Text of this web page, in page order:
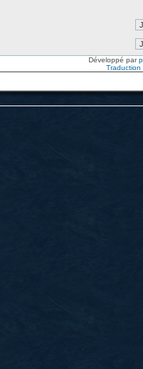
Développé par
Traduction